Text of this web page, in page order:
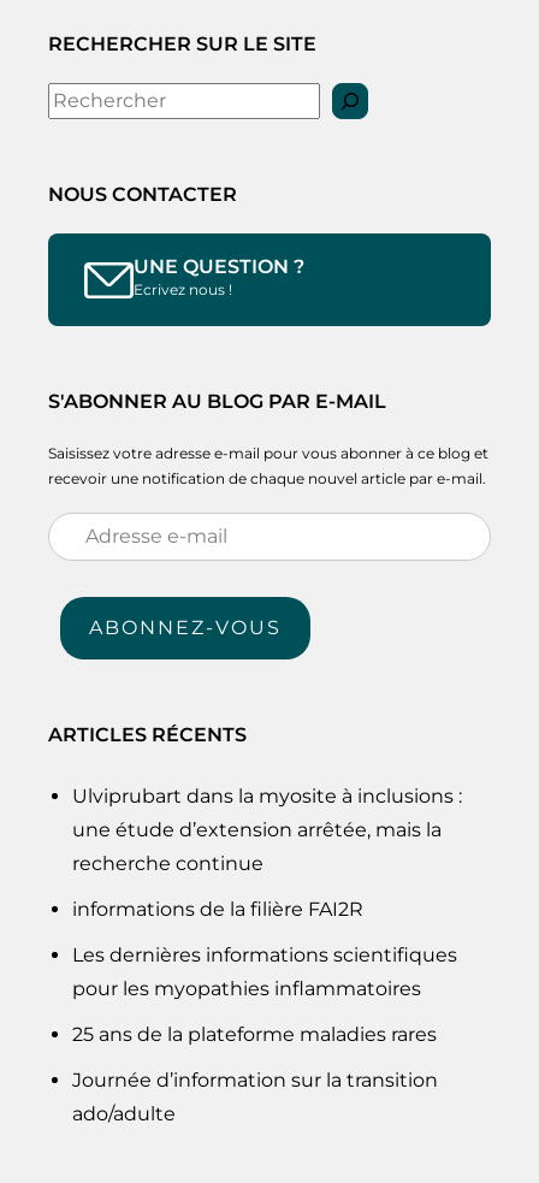
RECHERCHER SUR LE SITE
Rechercher
NOUS CONTACTER
UNE QUESTION ?
Ecrivez nous !
S'ABONNER AU BLOG PAR E-MAIL
Saisissez votre adresse e-mail pour vous abonner à ce blog et
recevoir une notification de chaque nouvel article par e-mail.
Adresse
e-
mail
ABONNEZ-VOUS
ARTICLES RÉCENTS
Ulviprubart dans la myosite à inclusions :
une étude d’extension arrêtée, mais la
recherche continue
informations de la filière FAI2R
Les dernières informations scientifiques
pour les myopathies inflammatoires
25 ans de la plateforme maladies rares
Journée d’information sur la transition
ado/adulte